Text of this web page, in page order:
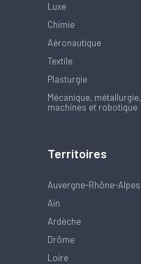
Luxe
Chimie
Aéronautique
Textile
Plasturgie
Mécanique, métallurgie,
machines et robotique
Territoires
Auvergne-Rhône-Alpes
Ain
Ardèche
Drôme
Loire